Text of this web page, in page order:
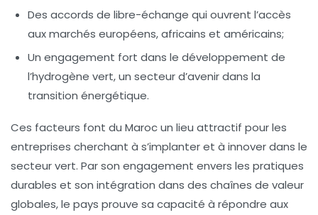
Des accords de libre-échange qui ouvrent l’accès
aux marchés européens, africains et américains;
Un engagement fort dans le développement de
l’hydrogène vert, un secteur d’avenir dans la
transition énergétique.
Ces facteurs font du Maroc un lieu attractif pour les
entreprises cherchant à s’implanter et à innover dans le
secteur vert. Par son engagement envers les pratiques
durables et son intégration dans des chaînes de valeur
globales, le pays prouve sa capacité à répondre aux